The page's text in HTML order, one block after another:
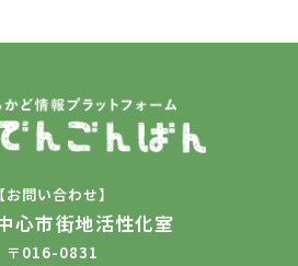
【お問い合わせ】
心市街地活性化室
〒016-0831